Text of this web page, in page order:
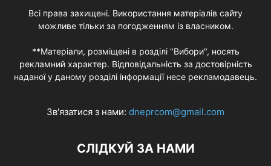
Всі права захищені. Використання матеріалів сайту
можливе тільки за погодженням із власником.
**Матеріали, розміщені в розділі "Вибори", носять
рекламний характер. Відповідальність за достовірність
наданої у даному розділі інформації несе рекламодавець.
Зв'язатися з нами: dneprcom@gmail.com
СЛІДКУЙ ЗА НАМИ